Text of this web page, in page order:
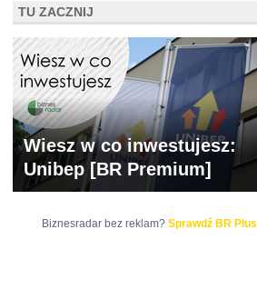
TU ZACZNIJ
Wiesz w co inwestujesz:
Unibep [BR Premium]
Biznesradar bez reklam? Sprawdź BR Plus